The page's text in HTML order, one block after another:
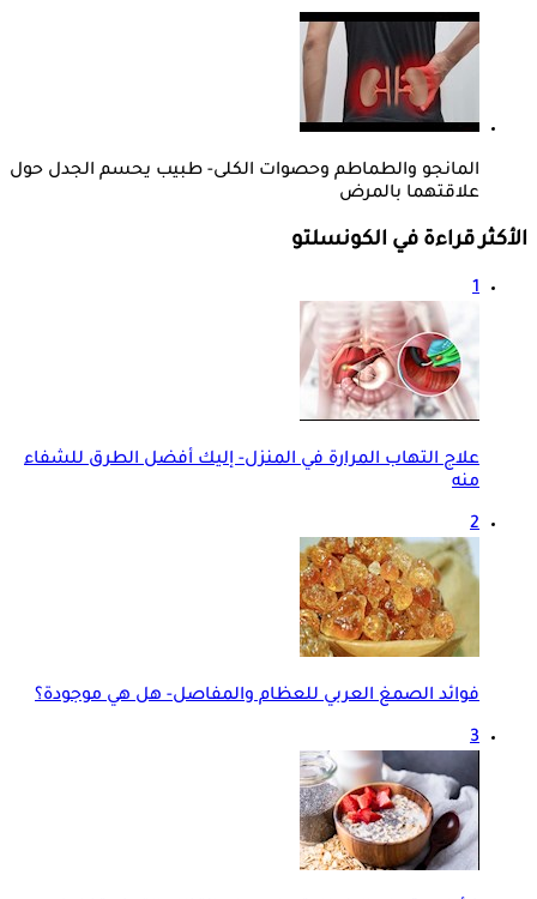
المانجو والطماطم وحصوات الكلى- طبيب يحسم الجدل حول
علاقتهما بالمرض
الأكثر قراءة في الكونسلتو
1
علاج التهاب المرارة في المنزل- إليك أفضل الطرق للشفاء
منه
2
فوائد الصمغ العربي للعظام والمفاصل- هل هي موجودة؟
3